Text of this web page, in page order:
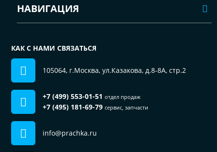
НАВИГАЦИЯ
КАК С НАМИ СВЯЗАТЬСЯ
105064, г.Москва, ул.Казакова, д.8-8А, стр.2
+7 (499) 553-01-51 отдел продаж
+7 (495) 181-69-79 сервис, запчасти
info@prachka.ru